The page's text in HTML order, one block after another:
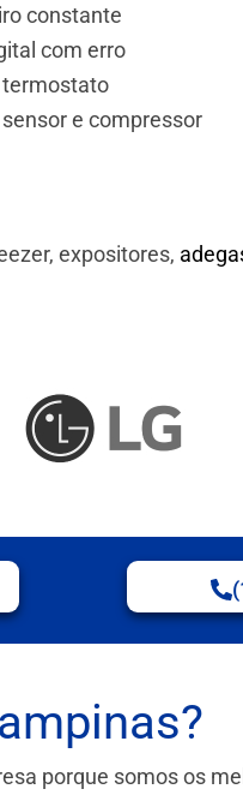
constante
com erro
termostato
e compressor
expositores,
porque somos os